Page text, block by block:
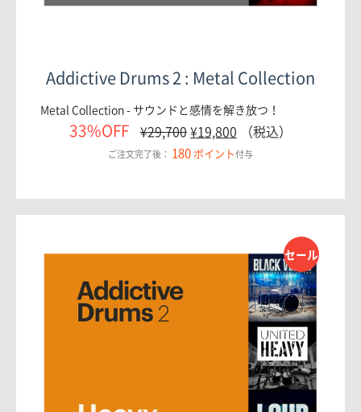
Addictive Drums 2 : Metal Collection
Metal Collection - サウンドと感情を解き放つ！
33%OFF ¥29,700¥19,800 （税込）
ご注文完了後： 180 ポイント付与
セール